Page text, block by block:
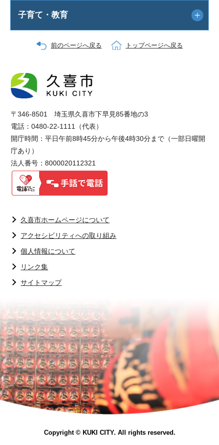
子育て・教育
前のページへ戻る トップページへ戻る
〒346-8501 埼玉県久喜市下早見85番地の3
電話：0480-22-1111（代表）
開庁時間：平日午前8時45分から午後4時30分まで（一部日曜開
庁あり）
法人番号：8000020112321
久喜市ホームページについて
アクセシビリティへの取り組み
個人情報について
リンク集
サイトマップ
Copyright © KUKI CITY. All rights reserved.